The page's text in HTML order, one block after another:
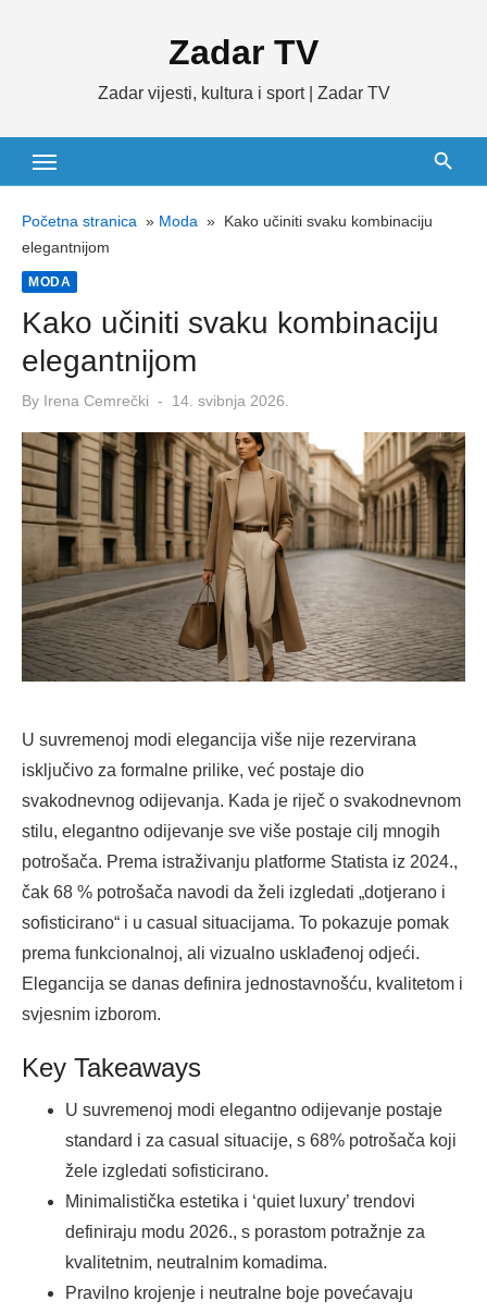
Zadar TV
Zadar vijesti, kultura i sport | Zadar TV
Početna stranica » Moda » Kako učiniti svaku kombinaciju
elegantnijom
MODA
Kako učiniti svaku kombinaciju
elegantnijom
By Irena Cemrečki
Posted
14. svibnja 2026.
U suvremenoj modi elegancija više nije rezervirana
isključivo za formalne prilike, već postaje dio
svakodnevnog odijevanja. Kada je riječ o svakodnevnom
stilu, elegantno odijevanje sve više postaje cilj mnogih
potrošača. Prema istraživanju platforme Statista iz 2024.,
čak 68 % potrošača navodi da želi izgledati „dotjerano i
sofisticirano“ i u casual situacijama. To pokazuje pomak
prema funkcionalnoj, ali vizualno usklađenoj odjeći.
Elegancija se danas definira jednostavnošću, kvalitetom i
svjesnim izborom.
Key Takeaways
U suvremenoj modi elegantno odijevanje postaje
standard i za casual situacije, s 68% potrošača koji
žele izgledati sofisticirano.
Minimalistička estetika i ‘quiet luxury’ trendovi
definiraju modu 2026., s porastom potražnje za
kvalitetnim, neutralnim komadima.
Pravilno krojenje i neutralne boje povećavaju